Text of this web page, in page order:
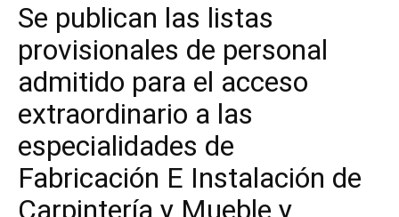
Se publican las listas
provisionales de personal
admitido para el acceso
extraordinario a las
especialidades de
Fabricación E Instalación de
Carpintería y Mueble y